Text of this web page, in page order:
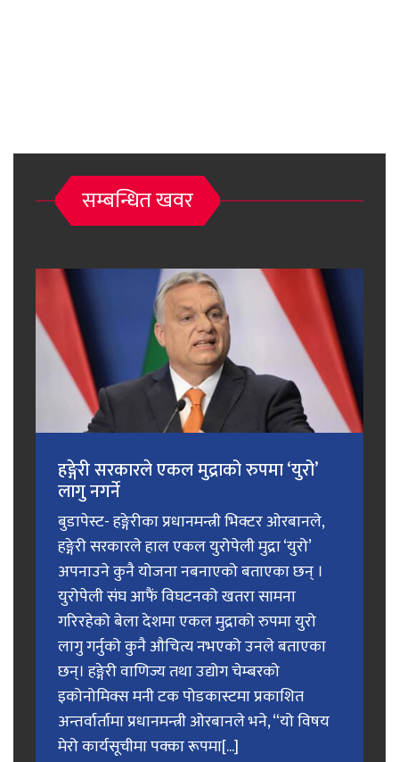
सम्बन्धित खवर
हङ्गेरी सरकारले एकल मुद्राको रुपमा ‘युरो’
लागु नगर्ने
बुडापेस्ट- हङ्गेरीका प्रधानमन्त्री भिक्टर ओरबानले,
हङ्गेरी सरकारले हाल एकल युरोपेली मुद्रा ‘युरो’
अपनाउने कुनै योजना नबनाएको बताएका छन् ।
युरोपेली संघ आफैं विघटनको खतरा सामना
गरिरहेको बेला देशमा एकल मुद्राको रुपमा युरो
लागु गर्नुको कुनै औचित्य नभएको उनले बताएका
छन्। हङ्गेरी वाणिज्य तथा उद्योग चेम्बरको
इकोनोमिक्स मनी टक पोडकास्टमा प्रकाशित
अन्तर्वार्तामा प्रधानमन्त्री ओरबानले भने, “यो विषय
मेरो कार्यसूचीमा पक्का रूपमा[...]